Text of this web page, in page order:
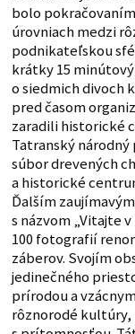
bolo
úrovniach medzi
podnikateľskou
krátky 15
o siedmich divoch
pred časom
zaradili historické
Tatranský národný
súbor drevených
a historické
Ďalším
s názvom „Vitajte
100 fotografií
záberov. Svojím
jedinečného
prírodou a
rôznorodé